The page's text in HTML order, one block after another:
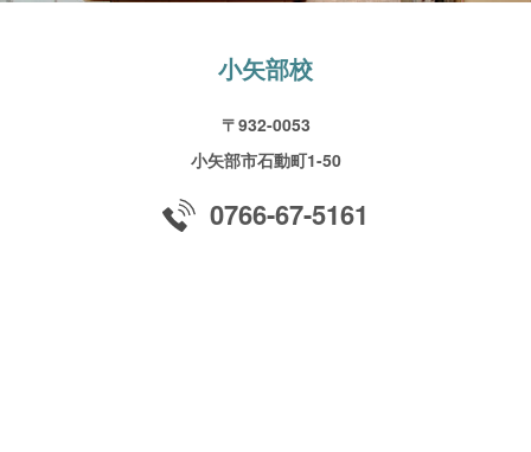
小矢部校
〒932-0053
小矢部市石動町1-50
0766-67-5161